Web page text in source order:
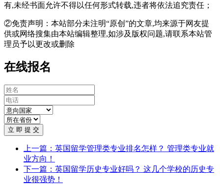
有,未经书面允许不得以任何形式转载,违者将依法追究责任；
②免责声明：本站部分未注明“原创”的文章,均来源于网友提
供或网络搜集由本站编辑整理,如涉及版权问题,请联系本站管
理员予以更改或删除
在线报名
立 即 提 交
上一篇：英国留学管理类专业排名怎样？ 管理类专业就
业方向！
下一篇：英国留学历史专业好吗？ 这几个学校的历史专
业很强势！